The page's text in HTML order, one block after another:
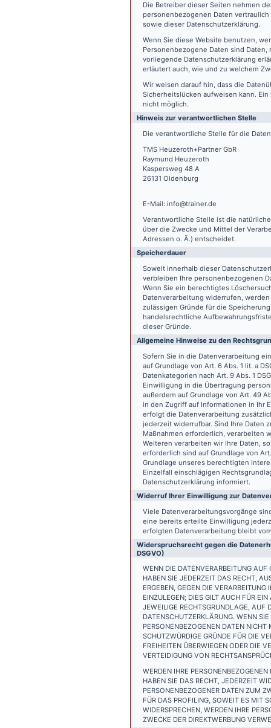
Die Betreiber dieser Seiten nehmen
personenbezogenen Daten
sowie dieser Datenschutzerklärung.
Wenn Sie diese Website benutzen,
Personenbezogene Daten sind
vorliegende Datenschutzerklärung
erläutert auch, wie und zu welchem
Wir weisen darauf hin, dass die
Sicherheitslücken aufweisen kann.
nicht möglich.
Hinweis zur verantwortlichen Stelle
Die verantwortliche Stelle für die
TMS Heuzeroth+Partner GbR
Raymund Heuzeroth
Kaspersweg 48 A
26131 Oldenburg
E-Mail: info@trainer.de
Verantwortliche Stelle ist die
über die Zwecke und Mittel der
Adressen o. Ä.) entscheidet.
Speicherdauer
Soweit innerhalb dieser
verbleiben Ihre personenbezogenen
Wenn Sie ein berechtigtes
Datenverarbeitung widerrufen,
zulässigen Gründe für die
handelsrechtliche
dieser Gründe.
Allgemeine Hinweise zu den
Sofern Sie in die Datenverarbeitung
auf Grundlage von Art. 6 Abs. 1 lit. a
Datenkategorien nach Art. 9 Abs. 1
Einwilligung in die Übertragung
außerdem auf Grundlage von Art. 49
in den Zugriff auf Informationen in Ihr
erfolgt die Datenverarbeitung
jederzeit widerrufbar. Sind Ihre Daten
Maßnahmen erforderlich, verarbeiten
Weiteren verarbeiten wir Ihre Daten,
erforderlich sind auf Grundlage von
Grundlage unseres berechtigten
Einzelfall einschlägigen
Datenschutzerklärung informiert.
Widerruf Ihrer Einwilligung zur
Viele Datenverarbeitungsvorgänge
eine bereits erteilte Einwilligung
erfolgten Datenverarbeitung bleibt
Widerspruchsrecht gegen die
DSGVO)
WENN DIE DATENVERARBEITUNG
HABEN SIE JEDERZEIT DAS RECHT,
ERGEBEN, GEGEN DIE
EINZULEGEN; DIES GILT AUCH FÜR
JEWEILIGE RECHTSGRUNDLAGE, AUF
DATENSCHUTZERKLÄRUNG. WENN
PERSONENBEZOGENEN DATEN
SCHUTZWÜRDIGE GRÜNDE FÜR DIE
FREIHEITEN ÜBERWIEGEN ODER DIE
VERTEIDIGUNG VON
WERDEN IHRE
HABEN SIE DAS RECHT, JEDERZEIT
PERSONENBEZOGENER DATEN ZUM
FÜR DAS PROFILING, SOWEIT ES MIT
WIDERSPRECHEN, WERDEN IHRE
ZWECKE DER DIREKTWERBUNG